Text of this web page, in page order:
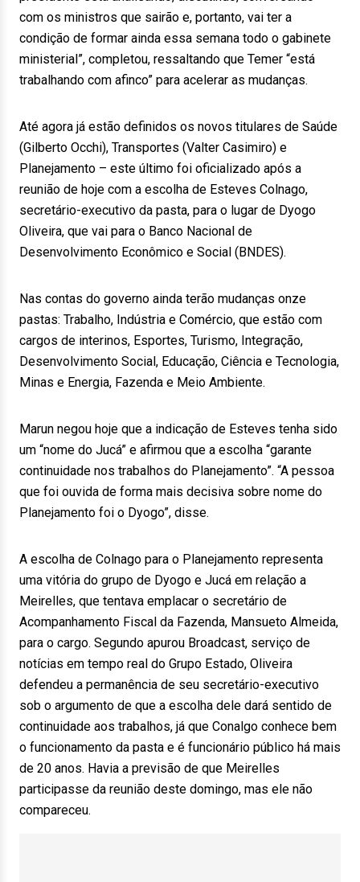
com os ministros que sairão e, portanto, vai ter a
condição de formar ainda essa semana todo o gabinete
ministerial”, completou, ressaltando que Temer “está
trabalhando com afinco” para acelerar as mudanças.
Até agora já estão definidos os novos titulares de Saúde
(Gilberto Occhi), Transportes (Valter Casimiro) e
Planejamento – este último foi oficializado após a
reunião de hoje com a escolha de Esteves Colnago,
secretário-executivo da pasta, para o lugar de Dyogo
Oliveira, que vai para o Banco Nacional de
Desenvolvimento Econômico e Social (BNDES).
Nas contas do governo ainda terão mudanças onze
pastas: Trabalho, Indústria e Comércio, que estão com
cargos de interinos, Esportes, Turismo, Integração,
Desenvolvimento Social, Educação, Ciência e Tecnologia,
Minas e Energia, Fazenda e Meio Ambiente.
Marun negou hoje que a indicação de Esteves tenha sido
um “nome do Jucá” e afirmou que a escolha “garante
continuidade nos trabalhos do Planejamento”. “A pessoa
que foi ouvida de forma mais decisiva sobre nome do
Planejamento foi o Dyogo”, disse.
A escolha de Colnago para o Planejamento representa
uma vitória do grupo de Dyogo e Jucá em relação a
Meirelles, que tentava emplacar o secretário de
Acompanhamento Fiscal da Fazenda, Mansueto Almeida,
para o cargo. Segundo apurou Broadcast, serviço de
notícias em tempo real do Grupo Estado, Oliveira
defendeu a permanência de seu secretário-executivo
sob o argumento de que a escolha dele dará sentido de
continuidade aos trabalhos, já que Conalgo conhece bem
o funcionamento da pasta e é funcionário público há mais
de 20 anos. Havia a previsão de que Meirelles
participasse da reunião deste domingo, mas ele não
compareceu.